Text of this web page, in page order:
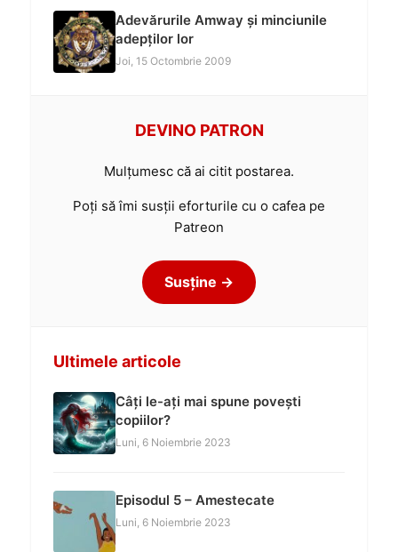
Adevărurile Amway și minciunile
adepților lor
Joi, 15 Octombrie 2009
DEVINO PATRON
Mulțumesc că ai citit postarea.
Poți să îmi susții eforturile cu o cafea pe
Patreon
Susține →
Ultimele articole
Câți le-ați mai spune povești
copiilor?
Luni, 6 Noiembrie 2023
Episodul 5 – Amestecate
Luni, 6 Noiembrie 2023